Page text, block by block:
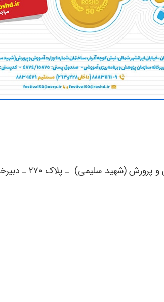
تهران ـ خیابان ایرانشهر شمالی